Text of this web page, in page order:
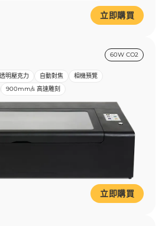
立即購買
60W CO2
明壓克力 自動對焦
相機預覽
900mm/s 高速雕刻
立即購買